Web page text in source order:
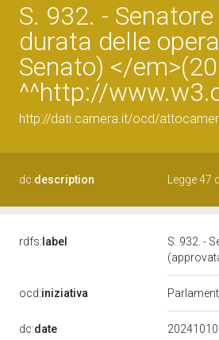
S. 932. -
durata delle
Senato) </
^^http://
http://dati.camera.it/ocd/
dc:description Legge
rdfs: label
S. 932. -
ocd:iniziativa
dc:date 20241010